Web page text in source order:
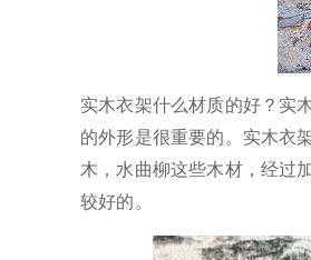
实木衣架什么材质的好？实
的外形是很重要的。实木衣
木，水曲柳这些木材，经过
较好的。